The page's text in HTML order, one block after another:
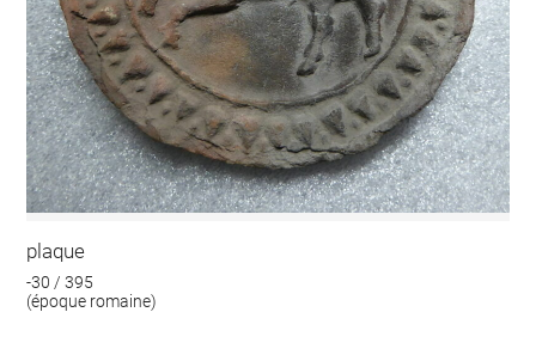
plaque
-30 / 395
(époque romaine)